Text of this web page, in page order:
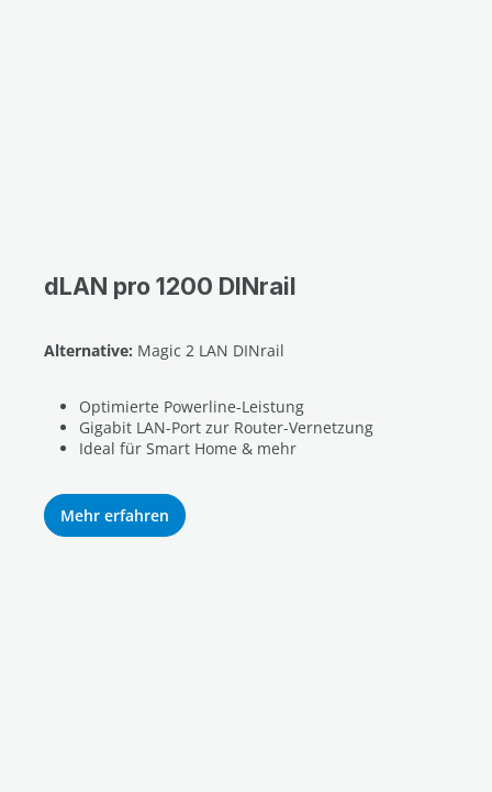
dLAN pro 1200 DINrail
Alternative: Magic 2 LAN DINrail
Optimierte Powerline-Leistung
Gigabit LAN-Port zur Router-Vernetzung
Ideal für Smart Home & mehr
Mehr erfahren